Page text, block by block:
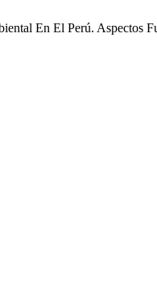
En El Perú. Aspectos